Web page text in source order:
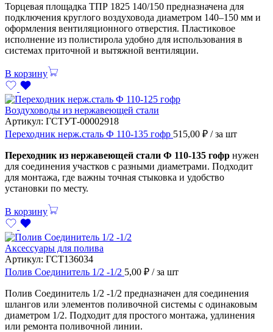
Торцевая площадка ТПР 1825 140/150 предназначена для
подключения круглого воздуховода диаметром 140–150 мм и
оформления вентиляционного отверстия. Пластиковое
исполнение из полистирола удобно для использования в
системах приточной и вытяжной вентиляции.
В корзину
Воздуховоды из нержавеющей стали
Артикул: ГСТУТ-00002918
Переходник нерж.сталь Ф 110-135 гофр 515,00 ₽ / за шт
Переходник из нержавеющей стали Ф 110-135 гофр нужен
для соединения участков с разными диаметрами. Подходит
для монтажа, где важны точная стыковка и удобство
установки по месту.
В корзину
Аксессуары для полива
Артикул: ГСТ136034
Полив Соединитель 1/2 -1/2 5,00 ₽ / за шт
Полив Соединитель 1/2 -1/2 предназначен для соединения
шлангов или элементов поливочной системы с одинаковым
диаметром 1/2. Подходит для простого монтажа, удлинения
или ремонта поливочной линии.